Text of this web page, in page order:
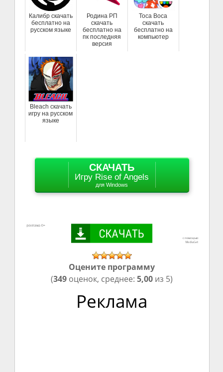
Калибр скачать
бесплатно на
русском языке
Родина РП
скачать
бесплатно на
пк последняя
версия
Toca Boca
скачать
бесплатно на
компьютер
Bleach скачать
игру на русском
языке
СКАЧАТЬ
Игру Rise of Angels
для Windows
Оцените программу
(349 оценок, среднее:5,00 из 5)
Реклама